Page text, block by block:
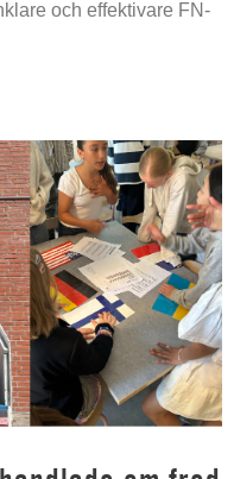
och effektivare FN-